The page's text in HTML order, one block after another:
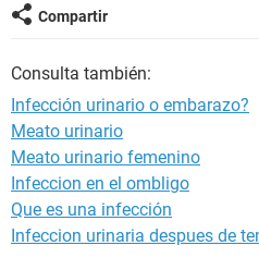
Compartir
Consulta también:
Infección urinario o embarazo?
Meato urinario
Meato urinario femenino
Infeccion en el ombligo
Que es una infección
Infeccion urinaria despues de